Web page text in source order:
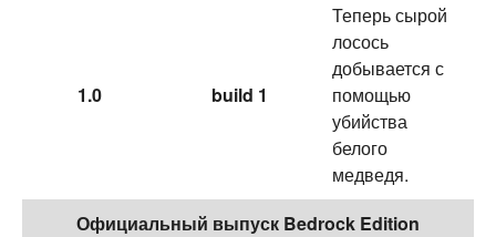
1.0 build 1
Теперь сырой
лосось
добывается с
помощью
убийства
белого
медведя.
Официальный выпуск Bedrock Edition